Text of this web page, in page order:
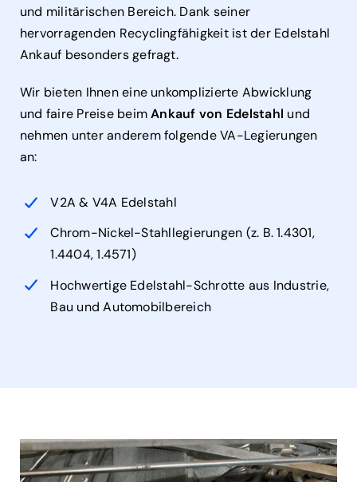
und militärischen Bereich. Dank seiner
hervorragenden Recyclingfähigkeit ist der Edelstahl
Ankauf besonders gefragt.
Wir bieten Ihnen eine unkomplizierte Abwicklung
und faire Preise beimAnkauf von Edelstahl und
nehmen unter anderem folgende VA-Legierungen
an:
V2A & V4A Edelstahl
Chrom-Nickel-Stahllegierungen (z. B. 1.4301,
1.4404, 1.4571)
Hochwertige Edelstahl-Schrotte aus Industrie,
Bau und Automobilbereich